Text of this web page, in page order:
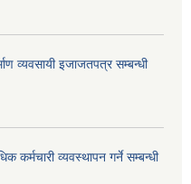
व्यवसायी इजाजतपत्र सम्बन्धी
कर्मचारी व्यवस्थापन गर्ने सम्बन्धी